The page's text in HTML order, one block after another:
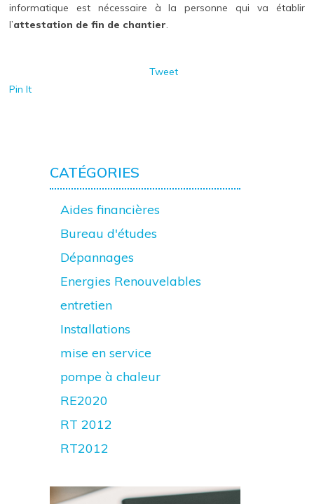
informatique est nécessaire à la personne qui va établir
l’attestation de fin de chantier.
Tweet
Pin It
CATÉGORIES
Aides financières
Bureau d'études
Dépannages
Energies Renouvelables
entretien
Installations
mise en service
pompe à chaleur
RE2020
RT 2012
RT2012